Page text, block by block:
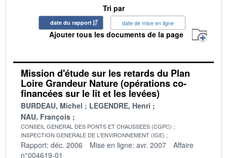
Tri par
date du rapport date de mise en ligne
Ajouter tous les documents de la page
Mission d'étude sur les retards du Plan
Loire Grandeur Nature (opérations co-
financées sur le lit et les levées)
BURDEAU, Michel
LEGENDRE, Henri
NAU, François
CONSEIL GENERAL DES PONTS ET CHAUSSEES (CGPC)
INSPECTION GENERALE DE L'ENVIRONNEMENT (IGE)
Rapport: déc. 2006 Mise en ligne: avr. 2007
Affaire
n°004619-01